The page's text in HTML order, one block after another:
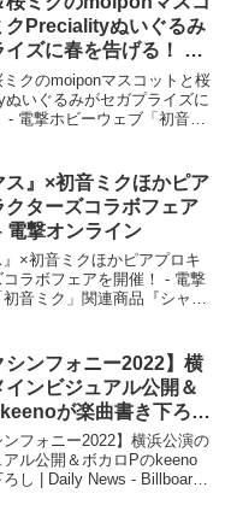
クPrecialityぬいぐるみ
イズに春を告げる！ –
ウェブ
クのmoiponマスコットと桜
ぬいぐるみがセガプライズに
- 電撃ホビーウェブ「初音ミ
ス』×初音ミクほかピア
クターズコラボフェア
電撃オンライン
』×初音ミクほかピアプロキ
コラボフェアを開催！ - 電撃
音ミク」関連商品『シャニ
ス』×初音ミクほかピアプロ
シンフォニー2022】横
ンビジュアル公開＆
が楽曲書き下ろし
– Billboard JAPAN
ンフォニー2022】横浜公演の
アル公開＆ボカロPのkeeno
し | Daily News - Billboard